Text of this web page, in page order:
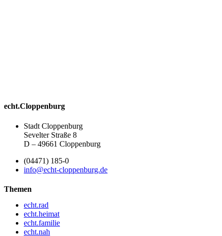
echt.Cloppenburg
Stadt Cloppenburg
Sevelter Straße 8
D – 49661 Cloppenburg
(04471) 185-0
info@echt-cloppenburg.de
Themen
echt.rad
echt.heimat
echt.familie
echt.nah